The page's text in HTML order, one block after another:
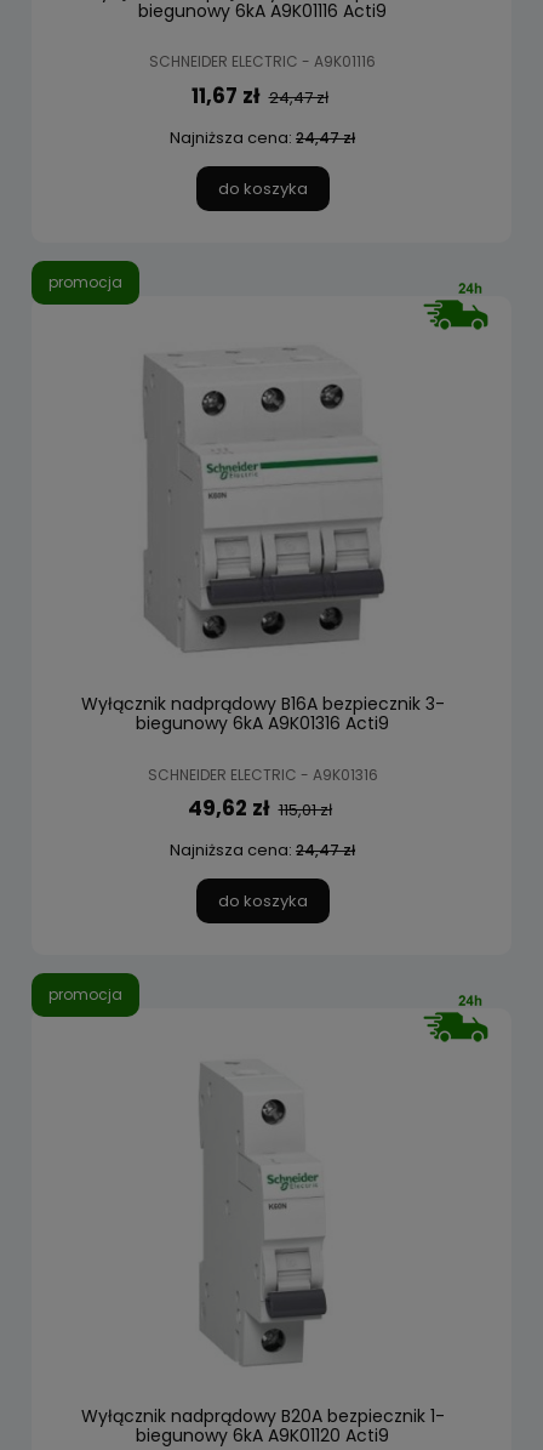
biegunowy 6kA A9K01116 Acti9
SCHNEIDER ELECTRIC - A9K01116
11,67 zł 24,47 zł
Najniższa cena: 24,47 zł
do koszyka
Wyłącznik nadprądowy B16A bezpiecznik 3-
biegunowy 6kA A9K01316 Acti9
SCHNEIDER ELECTRIC - A9K01316
49,62 zł 115,01 zł
Najniższa cena: 24,47 zł
do koszyka
promocja
Wyłącznik nadprądowy B20A bezpiecznik 1-
biegunowy 6kA A9K01120 Acti9
promocja